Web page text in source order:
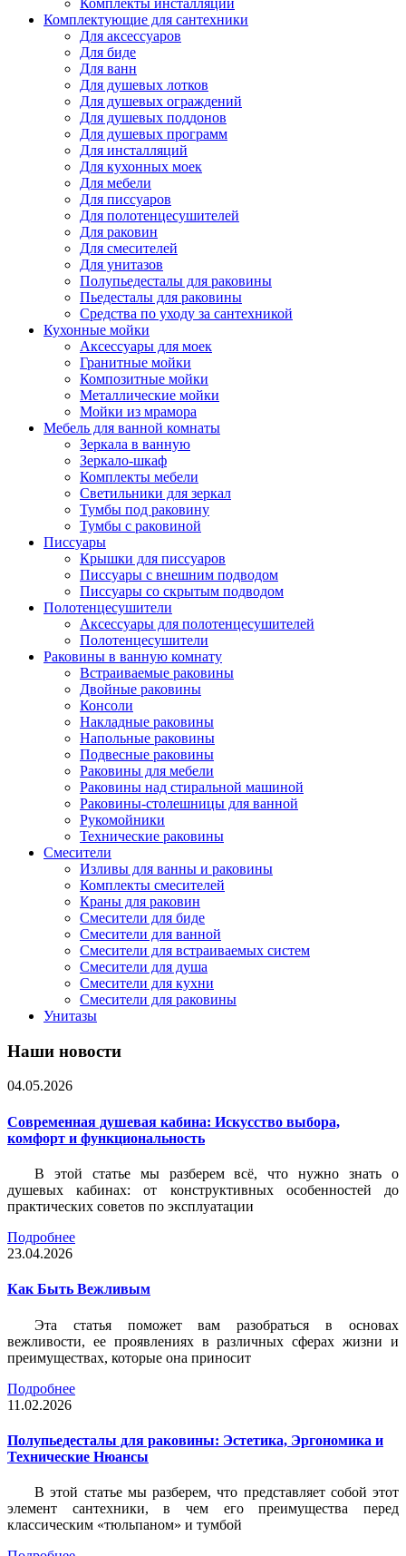
Комплекты инсталляций
Комплектующие для сантехники
Для аксессуаров
Для биде
Для ванн
Для душевых лотков
Для душевых ограждений
Для душевых поддонов
Для душевых программ
Для инсталляций
Для кухонных моек
Для мебели
Для писсуаров
Для полотенцесушителей
Для раковин
Для смесителей
Для унитазов
Полупьедесталы для раковины
Пьедесталы для раковины
Средства по уходу за сантехникой
Кухонные мойки
Аксессуары для моек
Гранитные мойки
Композитные мойки
Металлические мойки
Мойки из мрамора
Мебель для ванной комнаты
Зеркала в ванную
Зеркало-шкаф
Комплекты мебели
Светильники для зеркал
Тумбы под раковину
Тумбы с раковиной
Писсуары
Крышки для писсуаров
Писсуары с внешним подводом
Писсуары со скрытым подводом
Полотенцесушители
Аксессуары для полотенцесушителей
Полотенцесушители
Раковины в ванную комнату
Встраиваемые раковины
Двойные раковины
Консоли
Накладные раковины
Напольные раковины
Подвесные раковины
Раковины для мебели
Раковины над стиральной машиной
Раковины-столешницы для ванной
Рукомойники
Технические раковины
Смесители
Изливы для ванны и раковины
Комплекты смесителей
Краны для раковин
Смесители для биде
Смесители для ванной
Смесители для встраиваемых систем
Смесители для душа
Смесители для кухни
Смесители для раковины
Унитазы
Наши новости
04.05.2026
Современная душевая кабина: Искусство выбора,
комфорт и функциональность
В этой статье мы разберем всё, что нужно знать о
душевых кабинах: от конструктивных особенностей до
практических советов по эксплуатации
Подробнее
23.04.2026
Как Быть Вежливым
Эта статья поможет вам разобраться в основах
вежливости, ее проявлениях в различных сферах жизни и
преимуществах, которые она приносит
Подробнее
11.02.2026
Полупьедесталы для раковины: Эстетика, Эргономика и
Технические Нюансы
В этой статье мы разберем, что представляет собой этот
элемент сантехники, в чем его преимущества перед
классическим «тюльпаном» и тумбой